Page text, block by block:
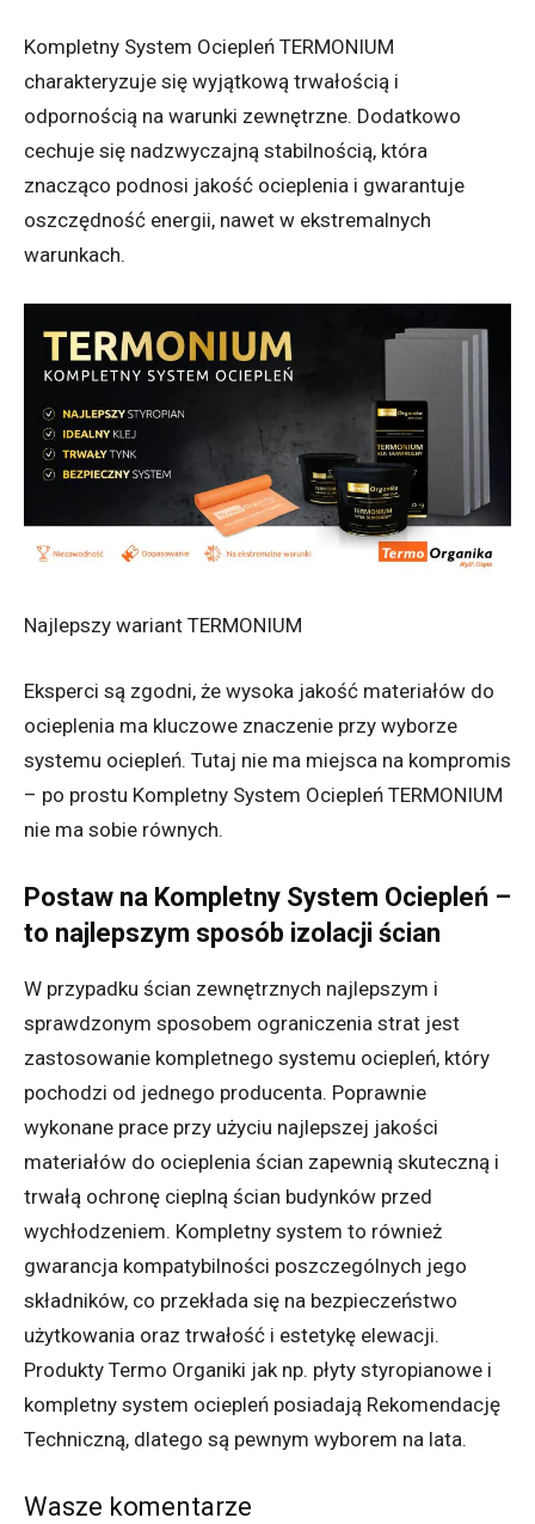
Kompletny System Ociepleń TERMONIUM
charakteryzuje się wyjątkową trwałością i
odpornością na warunki zewnętrzne. Dodatkowo
cechuje się nadzwyczajną stabilnością, która
znacząco podnosi jakość ocieplenia i gwarantuje
oszczędność energii, nawet w ekstremalnych
warunkach.
Najlepszy wariant TERMONIUM
Eksperci są zgodni, że wysoka jakość materiałów do
ocieplenia ma kluczowe znaczenie przy wyborze
systemu ociepleń. Tutaj nie ma miejsca na kompromis
– po prostu Kompletny System Ociepleń TERMONIUM
nie ma sobie równych.
Postaw na Kompletny System Ociepleń –
to najlepszym sposób izolacji ścian
W przypadku ścian zewnętrznych najlepszym i
sprawdzonym sposobem ograniczenia strat jest
zastosowanie kompletnego systemu ociepleń, który
pochodzi od jednego producenta. Poprawnie
wykonane prace przy użyciu najlepszej jakości
materiałów do ocieplenia ścian zapewnią skuteczną i
trwałą ochronę cieplną ścian budynków przed
wychłodzeniem. Kompletny system to również
gwarancja kompatybilności poszczególnych jego
składników, co przekłada się na bezpieczeństwo
użytkowania oraz trwałość i estetykę elewacji.
Produkty Termo Organiki jak np. płyty styropianowe i
kompletny system ociepleń posiadają Rekomendację
Techniczną, dlatego są pewnym wyborem na lata.
Wasze komentarze